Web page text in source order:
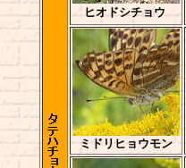
ヒオドシチョウ
ミドリヒョウモン